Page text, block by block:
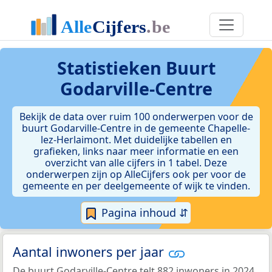
Statistieken Buurt
Godarville-Centre
Bekijk de data over ruim 100 onderwerpen voor de
buurt Godarville-Centre in de gemeente Chapelle-
lez-Herlaimont. Met duidelijke tabellen en
grafieken, links naar meer informatie en een
overzicht van alle cijfers in 1 tabel. Deze
onderwerpen zijn op AlleCijfers ook per voor de
gemeente en per deelgemeente of wijk te vinden.
Pagina inhoud ⇵
Aantal inwoners per jaar